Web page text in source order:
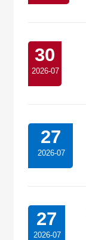
30
2026-07
27
2026-07
27
2026-07